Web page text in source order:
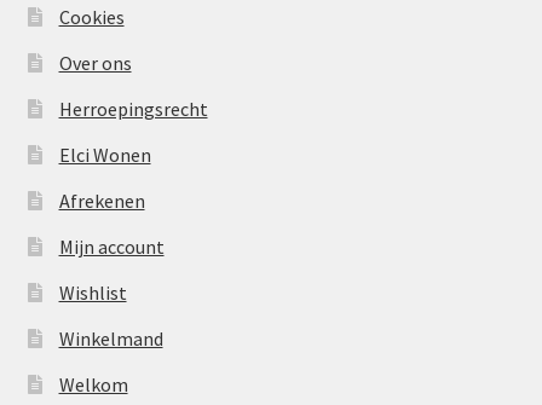
Cookies
Over ons
Herroepingsrecht
Elci Wonen
Afrekenen
Mijn account
Wishlist
Winkelmand
Welkom